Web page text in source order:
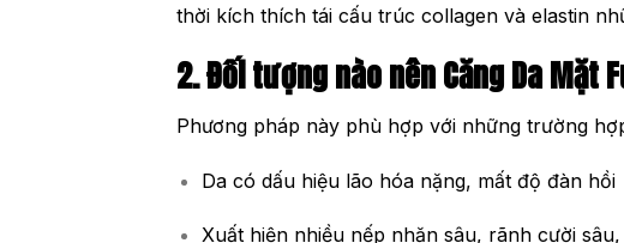
thời kích thích tái cấu trúc collagen và elastin
2. Đối tượng nào nên Căng Da Mặt
Phương pháp này phù hợp với những trường
Da có dấu hiệu lão hóa nặng, mất độ đàn hồi
Xuất hiện nhiều nếp nhăn sâu, rãnh cười